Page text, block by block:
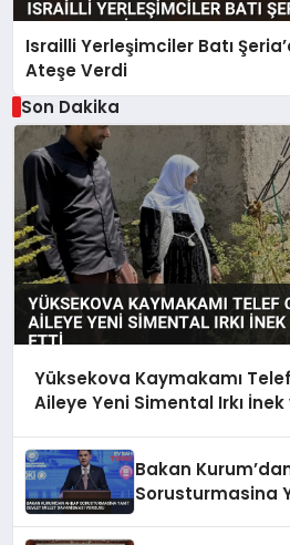
Israilli Yerleşimciler Batı
Ateşe Verdi
Son Dakika
Yüksekova Kaymakamı
Aileye Yeni Simental Irkı İnek
Bakan
Sorusturmasina